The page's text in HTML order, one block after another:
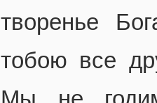
творенье
тобою все